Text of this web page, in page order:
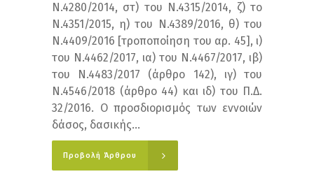
Ν.4280/2014, στ) του Ν.4315/2014, ζ) το
Ν.4351/2015, η) του Ν.4389/2016, θ) του
Ν.4409/2016 [τροποποίηση του αρ. 45], ι)
του Ν.4462/2017, ια) του Ν.4467/2017, ιβ)
του Ν.4483/2017 (άρθρο 142), ιγ) του
Ν.4546/2018 (άρθρο 44) και ιδ) του Π.Δ.
32/2016. Ο προσδιορισμός των εννοιών
δάσος, δασικής...
Προβολή Άρθρου